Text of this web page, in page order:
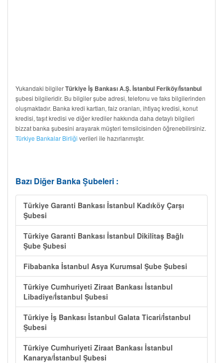
Yukarıdaki bilgilerTürkiye İş Bankası A.Ş. İstanbul Feriköy/İstanbul
şubesi bilgileridir. Bu bilgiler şube adresi, telefonu ve faks bilgilerinden
oluşmaktadır. Banka kredi kartları, faiz oranları, ihtiyaç kredisi, konut
kredisi, taşıt kredisi ve diğer krediler hakkında daha detaylı bilgileri
bizzat banka şubesini arayarak müşteri temsilcisinden öğrenebilirsiniz.
Türkiye Bankalar Birliği verileri ile hazırlanmıştır.
Bazı Diğer Banka Şubeleri :
Türkiye Garanti Bankası İstanbul Kadıköy Çarşı
Şubesi
Türkiye Garanti Bankası İstanbul Dikilitaş Bağlı
Şube Şubesi
Fibabanka İstanbul Asya Kurumsal Şube Şubesi
Türkiye Cumhuriyeti Ziraat Bankası İstanbul
Libadiye/İstanbul Şubesi
Türkiye İş Bankası İstanbul Galata Ticari/İstanbul
Şubesi
Türkiye Cumhuriyeti Ziraat Bankası İstanbul
Kanarya/İstanbul Şubesi